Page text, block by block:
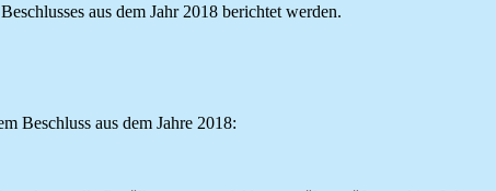
aus dem Jahr 2018 berichtet werden.
Beschluss aus dem Jahre 2018: